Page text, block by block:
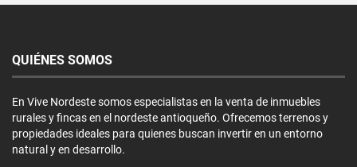
QUIÉNES SOMOS
En Vive Nordeste somos especialistas en la venta de inmuebles
rurales y fincas en el nordeste antioqueño. Ofrecemos terrenos y
propiedades ideales para quienes buscan invertir en un entorno
natural y en desarrollo.